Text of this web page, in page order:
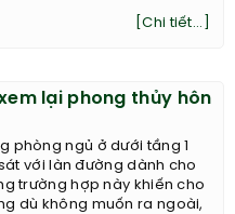
[Chi tiết...]
lại phong thủy hôn
phòng ngủ ở dưới tầng 1
với làn đường dành cho
trường hợp này khiến cho
dù không muốn ra ngoài,